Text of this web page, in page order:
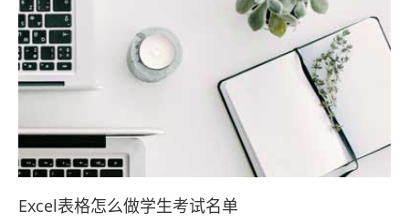
Excel表格怎么做学生考试名单